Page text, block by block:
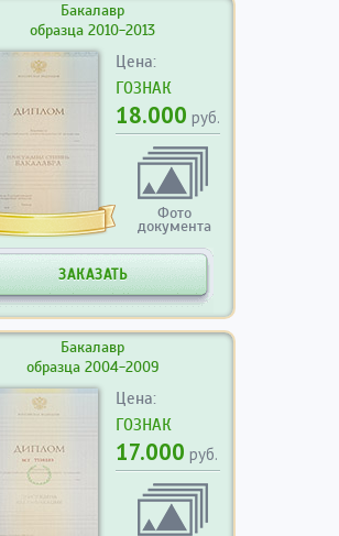
Бакалавр
образца 2010-2013
Цена:
ГОЗНАК
18.000 руб.
Фото
документа
ЗАКАЗАТЬ
Бакалавр
образца 2004-2009
Цена:
ГОЗНАК
17.000 руб.